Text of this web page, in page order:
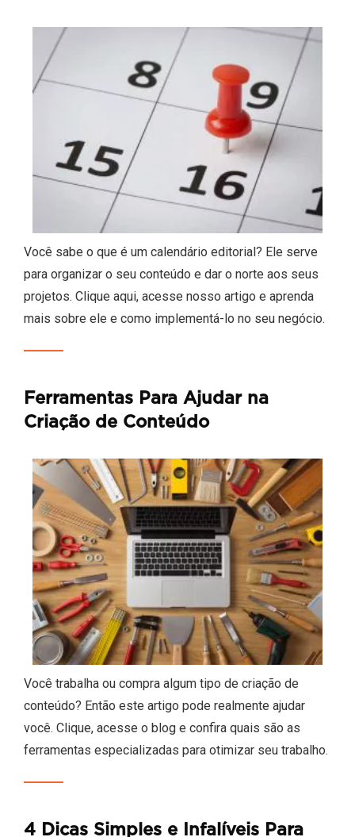
Você sabe o que é um calendário editorial? Ele serve
para organizar o seu conteúdo e dar o norte aos seus
projetos. Clique aqui, acesse nosso artigo e aprenda
mais sobre ele e como implementá-lo no seu negócio.
Ferramentas Para Ajudar na
Criação de Conteúdo
Você trabalha ou compra algum tipo de criação de
conteúdo? Então este artigo pode realmente ajudar
você. Clique, acesse o blog e confira quais são as
ferramentas especializadas para otimizar seu trabalho.
4 Dicas Simples e Infalíveis Para